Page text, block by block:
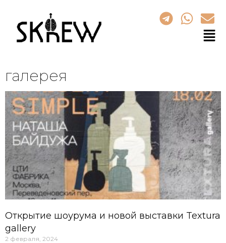
галерея
Открытие шоурума и новой выставки Textura
gallery
2 февраля, 2024